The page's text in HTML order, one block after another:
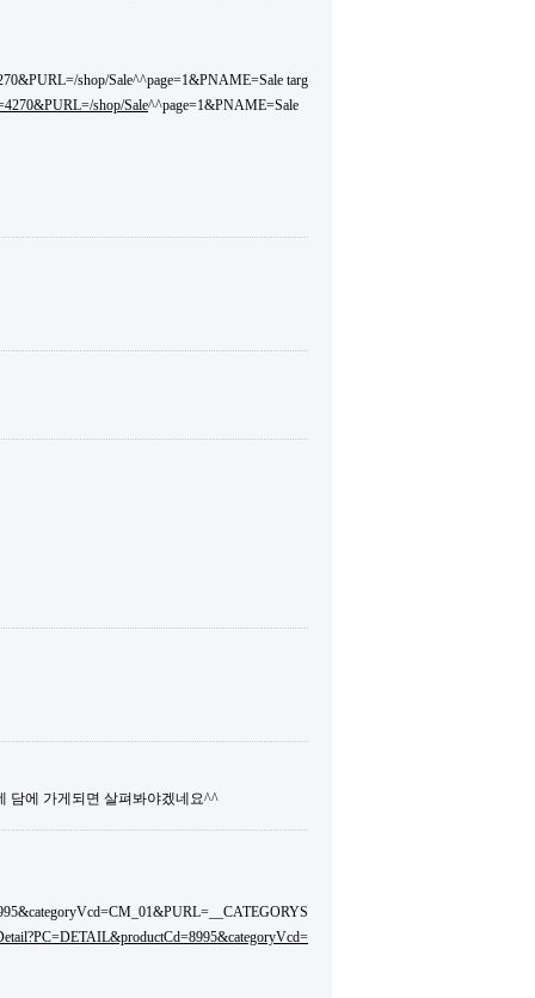
shop/Sale^^page=1&PNAME=Sale targ
shop/Sale^^page=1&PNAME=Sale
담에 가게되면 살펴봐야겠네요^^